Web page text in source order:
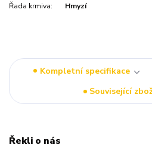
Řada krmiva:
Hmyzí
Kompletní specifikace
Související
Řekli o nás